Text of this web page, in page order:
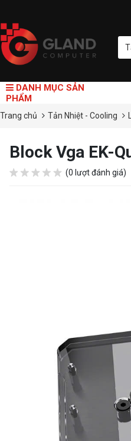
DANH MỤC SẢN
PHẨM
Trang chủ Tản Nhiệt - Cooling
Block Vga EK-
(0 lượt đánh giá)